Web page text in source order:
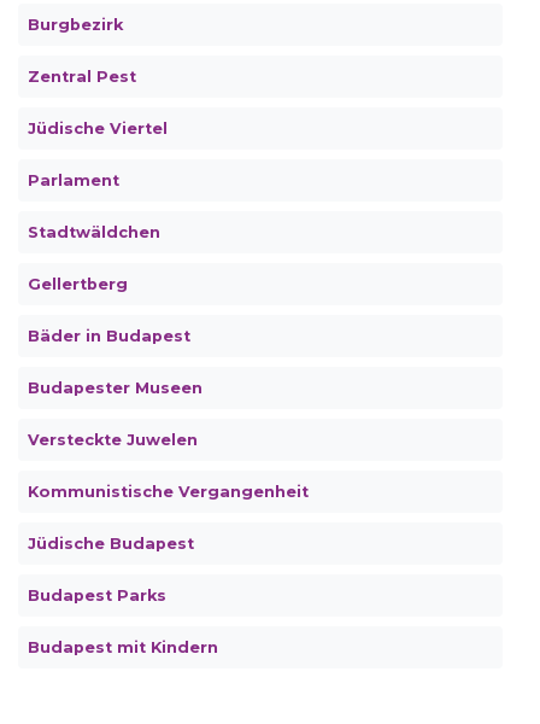
Burgbezirk
Zentral Pest
Jüdische Viertel
Parlament
Stadtwäldchen
Gellertberg
Bäder in Budapest
Budapester Museen
Versteckte Juwelen
Kommunistische Vergangenheit
Jüdische Budapest
Budapest Parks
Budapest mit Kindern